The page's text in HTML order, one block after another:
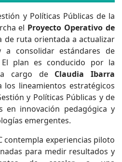
y Políticas Públicas de la
el Proyecto Operativo de
de ruta orientada a actualizar
a consolidar estándares de
El plan es conducido por la
cargo de Claudia Ibarra
los lineamientos estratégicos
y Políticas Públicas y de
en innovación pedagógica y
emergentes.
contempla experiencias piloto
para medir resultados y